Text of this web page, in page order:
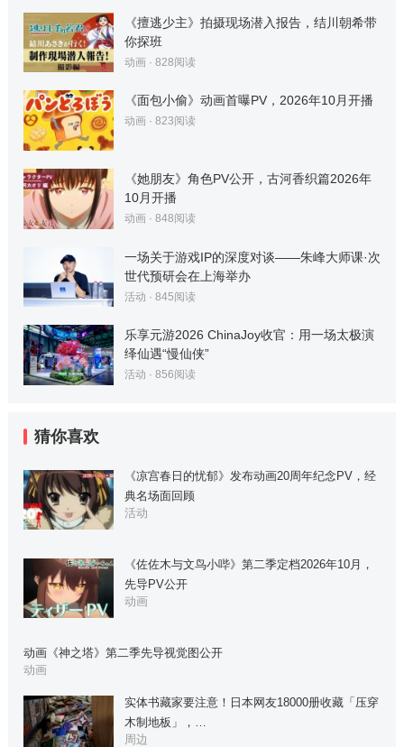
《擅逃少主》拍摄现场潜入报告，结川朝希带
你探班
动画· 828阅读
《面包小偷》动画首曝PV，2026年10月开播
动画· 823阅读
《她朋友》角色PV公开，古河香织篇2026年
10月开播
动画· 848阅读
一场关于游戏IP的深度对谈——朱峰大师课·次
世代预研会在上海举办
活动 · 845阅读
乐享元游2026 ChinaJoy收官：用一场太极演
绎仙遇“慢仙侠”
活动 · 856阅读
猜你喜欢
《凉宫春日的忧郁》发布动画20周年纪念PV，经
典名场面回顾
活动
《佐佐木与文鸟小哔》第二季定档2026年10月，
先导PV公开
动画
动画《神之塔》第二季先导视觉图公开
动画
实体书藏家要注意！日本网友18000册收藏「压穿
木制地板」，…
周边